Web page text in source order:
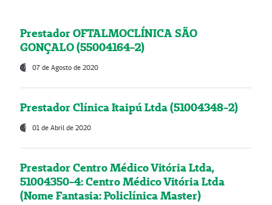
Prestador OFTALMOCLÍNICA SÃO
GONÇALO (55004164-2)
07 de Agosto de 2020
Prestador Clínica Itaipú Ltda (51004348-2)
01 de Abril de 2020
Prestador Centro Médico Vitória Ltda,
51004350-4: Centro Médico Vitória Ltda
(Nome Fantasia: Policlínica Master)